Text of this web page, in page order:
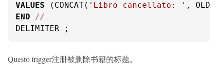
VALUES (CONCAT( 'Libro cancellato: '
END
//
DELIMITER ;
Questo trigger注册被删除书籍的标题。